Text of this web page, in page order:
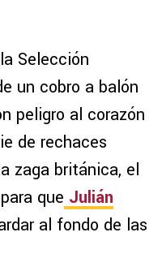
Selección
un cobro a balón
peligro al corazón
de rechaces
zaga británica, el
que Julián
al fondo de las